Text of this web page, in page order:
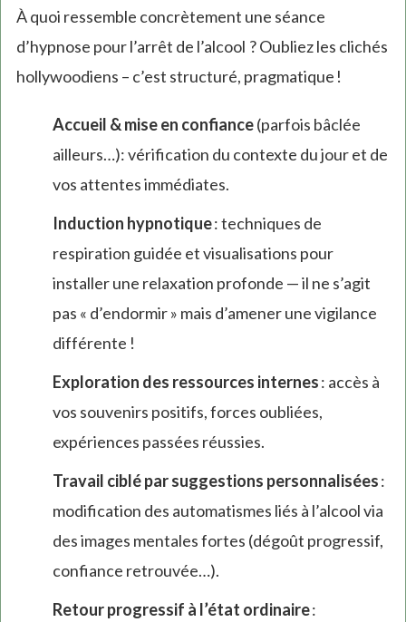
À quoi ressemble concrètement une séance
d’hypnose pour l’arrêt de l’alcool ? Oubliez les clichés
hollywoodiens – c’est structuré, pragmatique !
Accueil & mise en confiance(parfois bâclée
ailleurs…): vérification du contexte du jour et de
vos attentes immédiates.
Induction hypnotique: techniques de
respiration guidée et visualisations pour
installer une relaxation profonde — il ne s’agit
pas « d’endormir » mais d’amener une vigilance
différente !
Exploration des ressources internes: accès à
vos souvenirs positifs, forces oubliées,
expériences passées réussies.
Travail ciblé par suggestions personnalisées:
modification des automatismes liés à l’alcool via
des images mentales fortes (dégoût progressif,
confiance retrouvée…).
Retour progressif à l’état ordinaire: